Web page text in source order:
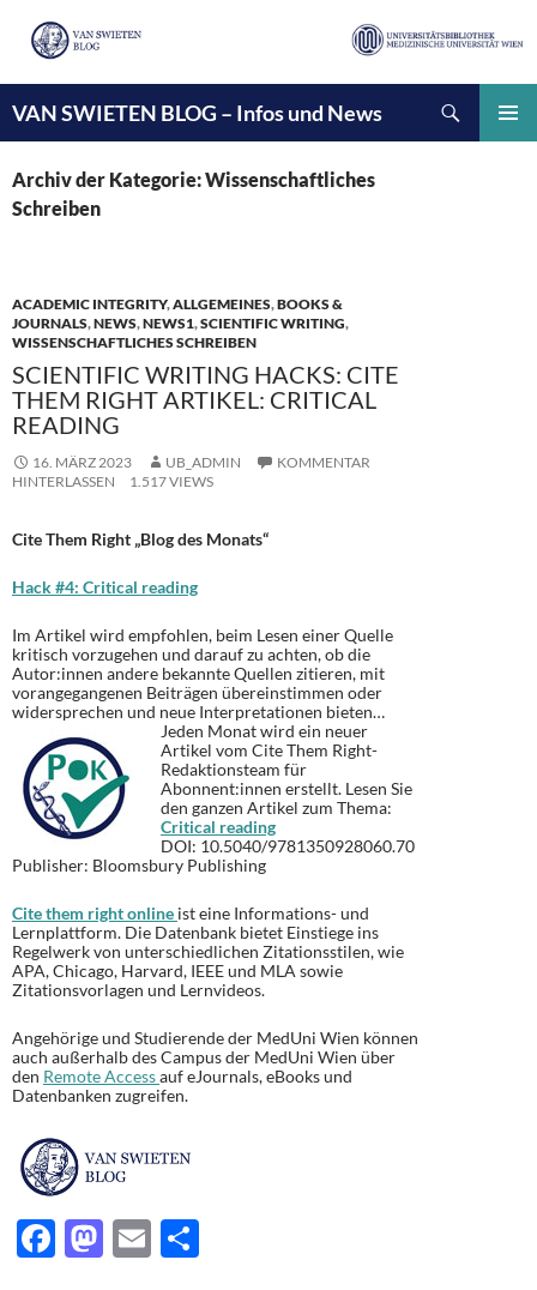
VAN SWIETEN BLOG – Infos und News
INHALT
SPRINGEN
Archiv der Kategorie: Wissenschaftliches
Schreiben
ACADEMIC INTEGRITY,ALLGEMEINES,BOOKS &
JOURNALS,NEWS,NEWS1,SCIENTIFIC WRITING,
WISSENSCHAFTLICHES SCHREIBEN
SCIENTIFIC WRITING HACKS: CITE
THEM RIGHT ARTIKEL: CRITICAL
READING
16. MÄRZ 2023 UB_ADMIN
KOMMENTAR
HINTERLASSEN
1.517 VIEWS
Cite Them Right „Blog des Monats“
Hack #4: Critical reading
Im Artikel wird empfohlen, beim Lesen einer Quelle
kritisch vorzugehen und darauf zu achten, ob die
Autor:innen andere bekannte Quellen zitieren, mit
vorangegangenen Beiträgen übereinstimmen oder
widersprechen und neue Interpretationen bieten…
Jeden Monat wird ein neuer
Artikel vom Cite Them Right-
Redaktionsteam für
Abonnent:innen erstellt. Lesen Sie
den ganzen Artikel zum Thema:
Critical reading
DOI: 10.5040/9781350928060.70
Publisher: Bloomsbury Publishing
Cite them right online ist eine Informations- und
Lernplattform. Die Datenbank bietet Einstiege ins
Regelwerk von unterschiedlichen Zitationsstilen, wie
APA, Chicago, Harvard, IEEE und MLA sowie
Zitationsvorlagen und Lernvideos.
Angehörige und Studierende der MedUni Wien können
auch außerhalb des Campus der MedUni Wien über
den Remote Accessauf eJournals, eBooks und
Datenbanken zugreifen.
F
M E